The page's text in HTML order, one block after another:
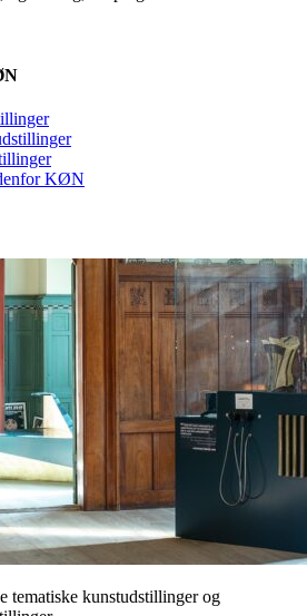
KØN
tematiske kunstudstillinger og